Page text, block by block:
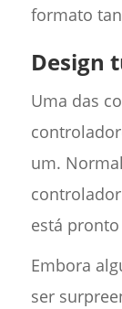
formato
Design
Uma das
um.
está
Embora
ser